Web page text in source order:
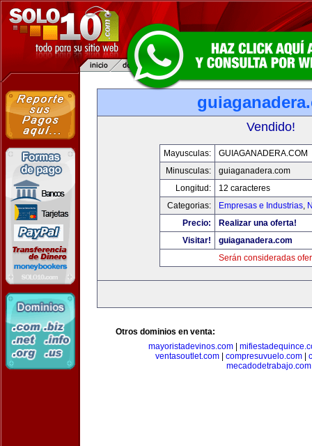
Vendido!
Mayusculas:
GUIAGANADERA.COM
Minusculas:
guiaganadera.com
Longitud:
12 caracteres
Categorias:
Empresas e Industrias,
Precio:
Realizar una oferta!
Visitar!
guiaganadera.com
Serán consideradas
Otros dominios en venta:
mayoristadevinos.com
ventasoutlet.com
compresuvuelo.com
mecadodetrabajo.com